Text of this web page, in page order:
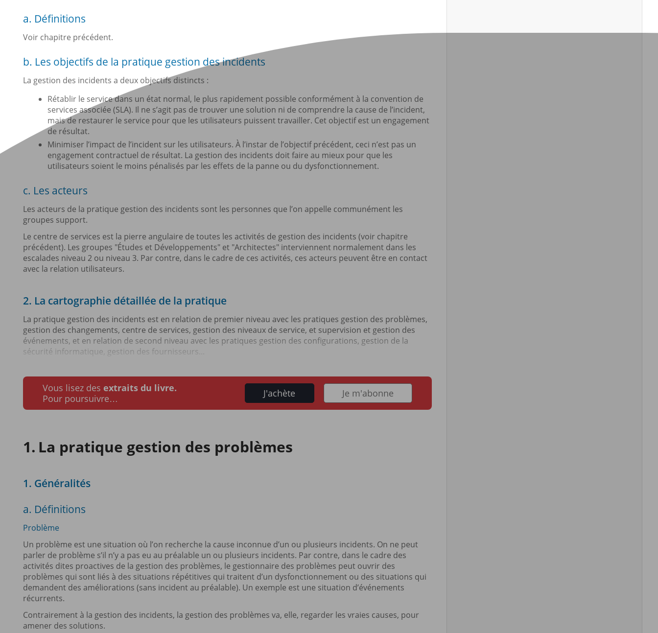
a. Définitions
Voir chapitre précédent.
b. Les objectifs de la pratique gestion des incidents
La gestion des incidents a deux objectifs distincts :
Rétablir le service dans un état normal, le plus rapidement possible conformément à la convention de
services associée (SLA). Il ne s’agit pas de trouver une solution ni de comprendre la cause de l’incident,
mais de restaurer le service pour que les utilisateurs puissent travailler. Cet objectif est un engagement
de résultat.
Minimiser l’impact de l’incident sur les utilisateurs. À l’instar de l’objectif précédent, ceci n’est pas un
engagement contractuel de résultat. La gestion des incidents doit faire au mieux pour que les
utilisateurs soient le moins pénalisés par les effets de la panne ou du dysfonctionnement.
c. Les acteurs
Les acteurs de la pratique gestion des incidents sont les personnes que l’on appelle communément les
groupes support.
Le centre de services est la pierre angulaire de toutes les activités de gestion des incidents (voir chapitre
précédent). Les groupes "Études et Développements" et "Architectes" interviennent normalement dans les
escalades niveau 2 ou niveau 3. Par contre, dans le cadre de ces activités, ces acteurs peuvent être en contact
avec la relation utilisateurs.
2. La cartographie détaillée de la pratique
La pratique gestion des incidents est en relation de premier niveau avec les pratiques gestion des problèmes,
gestion des changements, centre de services, gestion des niveaux de service, et supervision et gestion des
événements, et en relation de second niveau avec les pratiques gestion des configurations, gestion de la
sécurité informatique, gestion des fournisseurs...
Vous lisez des extraits du livre.
Pour poursuivre…
J'achète Je m'abonne
La pratique gestion des problèmes
1. Généralités
a. Définitions
Problème
Un problème est une situation où l’on recherche la cause inconnue d’un ou plusieurs incidents. On ne peut
parler de problème s’il n’y a pas eu au préalable un ou plusieurs incidents. Par contre, dans le cadre des
activités dites proactives de la gestion des problèmes, le gestionnaire des problèmes peut ouvrir des
problèmes qui sont liés à des situations répétitives qui traitent d’un dysfonctionnement ou des situations qui
demandent des améliorations (sans incident au préalable). Un exemple est une situation d’événements
récurrents.
Contrairement à la gestion des incidents, la gestion des problèmes va, elle, regarder les vraies causes, pour
amener des solutions.